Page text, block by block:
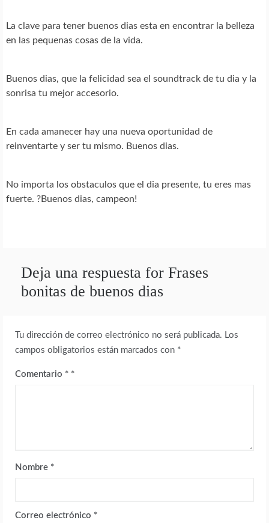
La clave para tener buenos dias esta en encontrar la belleza
en las pequenas cosas de la vida.
Buenos dias, que la felicidad sea el soundtrack de tu dia y la
sonrisa tu mejor accesorio.
En cada amanecer hay una nueva oportunidad de
reinventarte y ser tu mismo. Buenos dias.
No importa los obstaculos que el dia presente, tu eres mas
fuerte. ?Buenos dias, campeon!
Deja una respuesta for Frases
bonitas de buenos dias
Tu dirección de correo electrónico no será publicada. Los
campos obligatorios están marcados con *
Comentario *
Nombre *
Correo electrónico *